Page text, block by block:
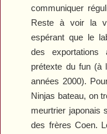
communiquer
Reste à voir la
espérant que le
des
prétexte du fun
années 2000).
Ninjas bateau, on
meurtrier japonais
des frères Coen.